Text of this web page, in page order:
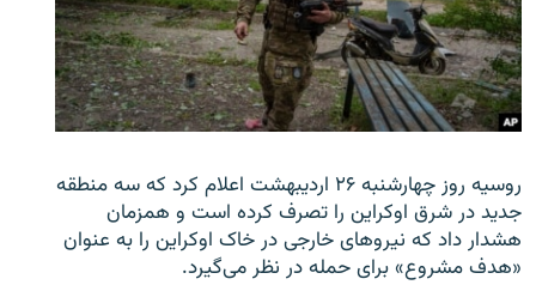
روسیه روز چهارشنبه ۲۶ اردیبهشت اعلام کرد که سه منطقه
جدید در شرق اوکراین را تصرف کرده است و همزمان
هشدار داد که نیروهای خارجی در خاک اوکراین را به عنوان
«هدف مشروع» برای حمله در نظر می‌گیرد.